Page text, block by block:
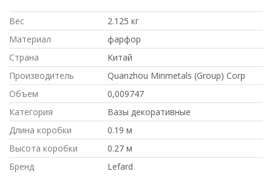
Вес
2.125 кг
Материал
фарфор
Страна
Китай
Производитель
Quanzhou Minmetals (Group) Corp
Объем
0,009747
Категория
Вазы декоративные
Длина коробки
0.19 м
Высота коробки
0.27 м
Бренд
Lefard